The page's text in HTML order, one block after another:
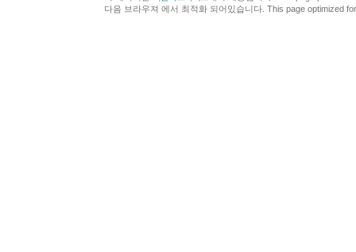
다음 브라우져 에서 최적화 되어있습니다. This page optimized